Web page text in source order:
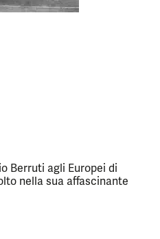
Berruti agli Europei di
nella sua affascinante